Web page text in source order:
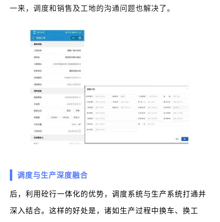
一来，调度和销售及工地的沟通问题也解决了。
调度与生产深度融合
后，利用砼行一体化的优势，调度系统与生产系统打通并
深入结合。这样的好处是，诸如生产过程中换车、换工